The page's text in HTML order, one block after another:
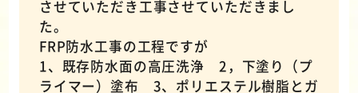
させていただき工事させていただきまし
た。
FRP防水工事の工程ですが
1、既存防水面の高圧洗浄 2，下塗り（プ
ライマー）塗布 3、ポリエステル樹脂とガ